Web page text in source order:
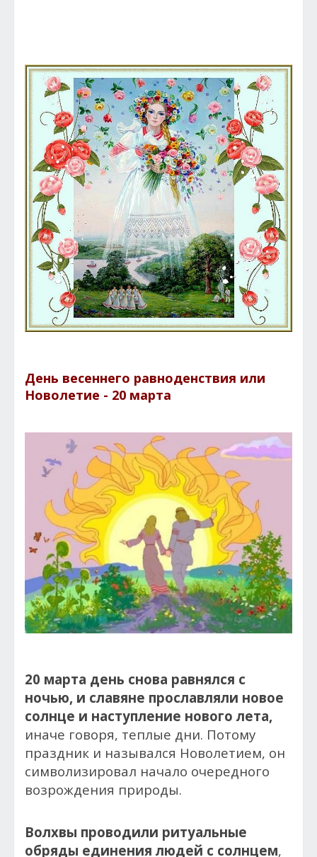
День весеннего равноденствия или
Новолетие - 20 марта
20 марта день снова равнялся с
ночью, и славяне прославляли новое
солнце и наступление нового лета,
иначе говоря, теплые дни. Потому
праздник и назывался Новолетием, он
символизировал начало очередного
возрождения природы.
Волхвы проводили ритуальные
обряды единения людей с солнцем,